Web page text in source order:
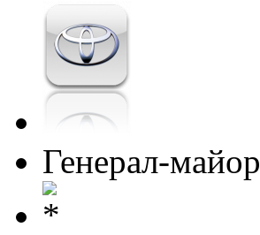
Генерал-майор